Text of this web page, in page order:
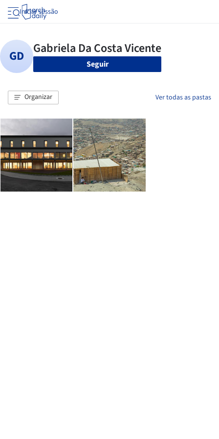
Iniciar sessão
Seguir
Organizar Ver todas as pastas